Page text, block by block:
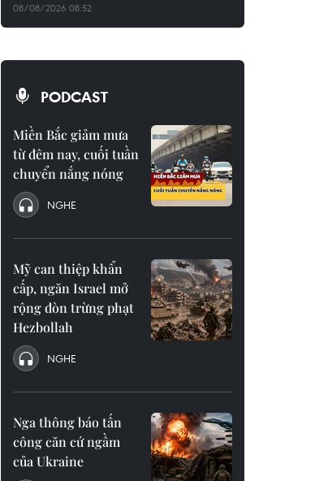
08/08/2026 08:52
PODCAST
Miền Bắc giảm mưa
từ đêm nay, cuối tuần
chuyển nắng nóng
NGHE
Mỹ can thiệp khẩn
cấp, ngăn Israel mở
rộng đòn trừng phạt
Hezbollah
NGHE
Nga thông báo tấn
công căn cứ ngầm
của Ukraine